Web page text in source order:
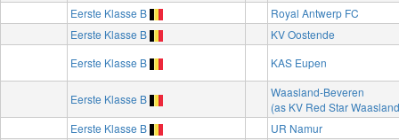
Eerste Klasse B
Royal Antwerp FC
Eerste Klasse B
KV Oostende
Eerste Klasse B
KAS Eupen
Eerste Klasse B
Waasland-Beveren
(as KV Red Star
Eerste Klasse B
UR Namur